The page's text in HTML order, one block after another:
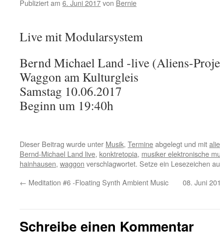
Publiziert am 6. Juni 2017von Bernie
Live mit Modularsystem
Bernd Michael Land -live (Aliens-
Waggon am Kulturgleis
Samstag 10.06.2017
Beginn um 19:40h
Dieser Beitrag wurde unter Musik, Termineabgelegt und mit
Bernd-Michael Land live, konktretopia, musiker elektronische
hainhausen, waggon verschlagwortet. Setze ein Lesezeichen
← Meditation #6 -Floating Synth Ambient Music 08. Juni
Schreibe einen Kommentar